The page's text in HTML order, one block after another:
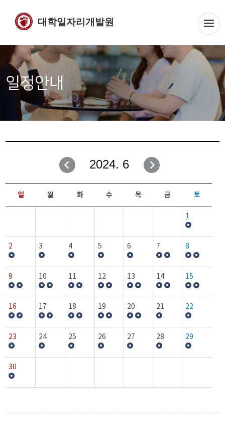
대학일자리개발원
일정안내
2024. 6
일 월 화 수 목 금 토
1
2 3 4 5 6 7 8
9 10 11 12 13 14 15
16 17 18 19 20 21 22
23 24 25 26 27 28 29
30